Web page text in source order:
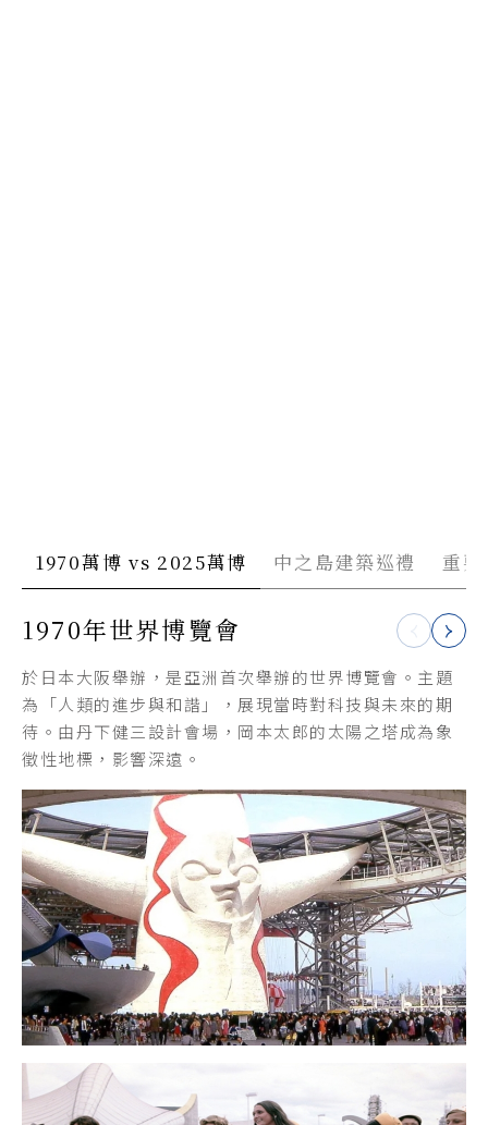
1970年世界博覽會
於日本大阪舉辦，是亞洲首次舉辦的世界博覽會。主題
為「人類的進步與和諧」，展現當時對科技與未來的期
待。由丹下健三設計會場，岡本太郎的太陽之塔成為象
徵性地標，影響深遠。
大阪中之島美術館
建築外觀以黑色立方體構成，極具現代感。館藏涵蓋20
世紀以來的日本與西方現代藝術，融合建築、設計與都
市美學，是大阪新興的藝文地標。
大阪市中央公會堂
為大正時代建築經典，由市民捐資興建，象徵公共參與
與都市文化成熟。建築融合文藝復興與巴洛克風格，擁
有彩繪天花與圓頂玻璃天窗，作為中之島文化象徵。
藤田美術館
由實業家藤田傳三郎創立，收藏日本國寶與重要文化財
逾千件。館藏涵蓋茶道具、書畫與佛教藝術，展現東方
美學精髓。經翻新後結合現代建築語彙，呈現靜謐而深
遠的藝術體驗空間。
1970萬博 vs 2025萬博 中之島建築巡禮 重